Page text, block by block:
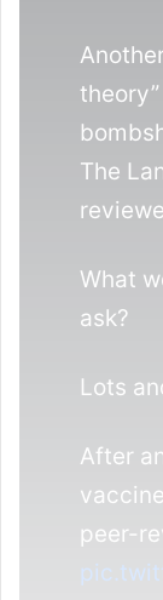
The
What
ask?
Lots
After
peer-